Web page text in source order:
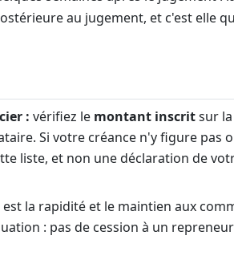
au jugement, et c'est elle
: vérifiez le montant inscritsur
Si votre créance n'y figure pas
liste, et non une déclaration de
est la rapidité et le maintien aux
: pas de cession à un